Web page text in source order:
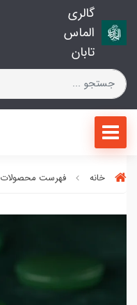
گالری
الماس
تابان
خانه فهرست محصولات